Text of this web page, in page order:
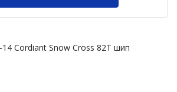
Cordiant Snow Cross 82T шип